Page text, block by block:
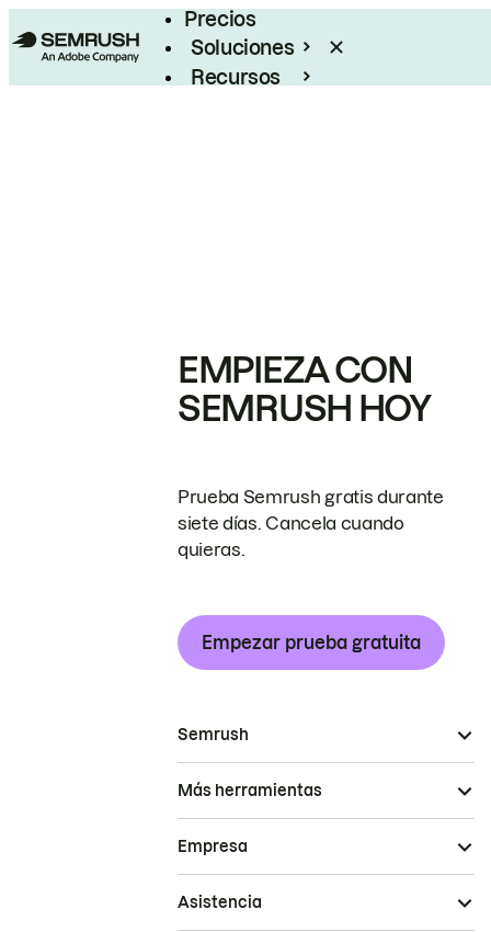
Precios
Soluciones
Recursos
EMPIEZA CON
SEMRUSH HOY
Prueba Semrush gratis durante
siete días. Cancela cuando
quieras.
Empezar prueba gratuita
Semrush
Más herramientas
Empresa
Asistencia